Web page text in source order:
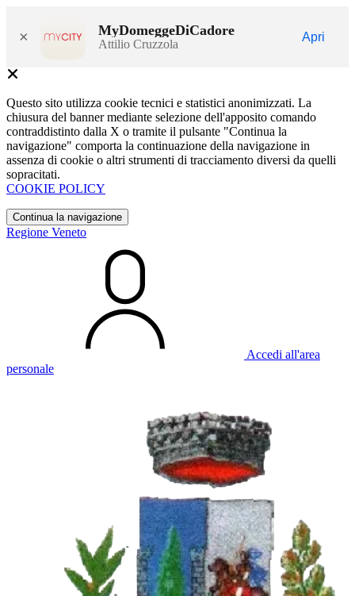
× MyDomeggeDiCadore
Attilio Cruzzola
Apri
Questo sito utilizza cookie tecnici e statistici anonimizzati. La
chiusura del banner mediante selezione dell'apposito comando
contraddistinto dalla X o tramite il pulsante "Continua la
navigazione" comporta la continuazione della navigazione in
assenza di cookie o altri strumenti di tracciamento diversi da quelli
sopracitati.
COOKIE POLICY
Continua la navigazione
Regione Veneto
Accedi all'area
personale